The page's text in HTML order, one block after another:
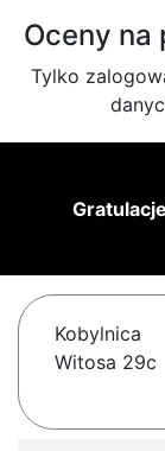
Oceny na
Tylko
Kobylnica
Witosa 29c